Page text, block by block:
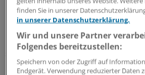
Class“ zu sein. Bis vor kurzem
Diabetes-Wirkstoffe
Entwicklung, die nicht „first in Class“
unsere zukünftige Forschung zum
sich stärker immunologisch
finden Sie in unserer
in unserer Datenschutzerklärung.
Wir und unsere Partner
Folgendes bereitzustellen:
Speichern von oder Zugriff auf
Endgerät. Verwendung reduzierter Daten